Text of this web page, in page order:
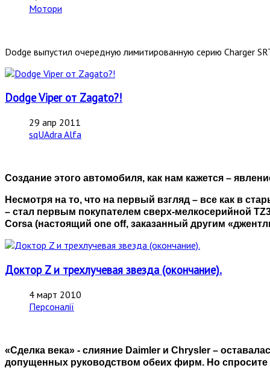
Мотори
Dodge выпустил очередную лимитированную серию Charger
Dodge Viper от Zagato?!
29 апр 2011
sqUAdra Alfa
Создание этого автомобиля, как нам кажется –
Несмотря на то, что на первый взгляд – все как в
– стал первым покупателем сверх-мелкосерийной
Corsa (настоящий one off, заказанный другим
Доктор Z и трехлучевая звезда (окончание).
4 март 2010
Персоналії
«Сделка века» - слияние Daimler и Chrysler –
допущенных руководством обеих фирм. Но спросите